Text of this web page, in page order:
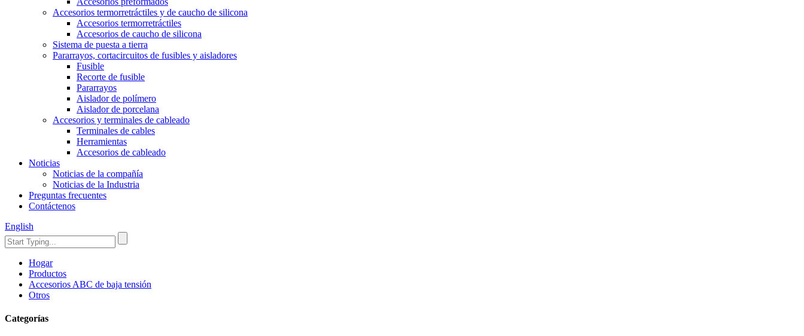
Accesorios termorretráctiles y de caucho de silicona
Accesorios termorretráctiles
Accesorios de caucho de silicona
Sistema de puesta a tierra
Pararrayos, cortacircuitos de fusibles y aisladores
Fusible
Recorte de fusible
Pararrayos
Aislador de polímero
Aislador de porcelana
Accesorios y terminales de cableado
Terminales de cables
Herramientas
Accesorios de cableado
Noticias
Noticias de la compañía
Noticias de la Industria
Preguntas frecuentes
Contáctenos
English
Hogar
Productos
Accesorios ABC de baja tensión
Otros
Categorías